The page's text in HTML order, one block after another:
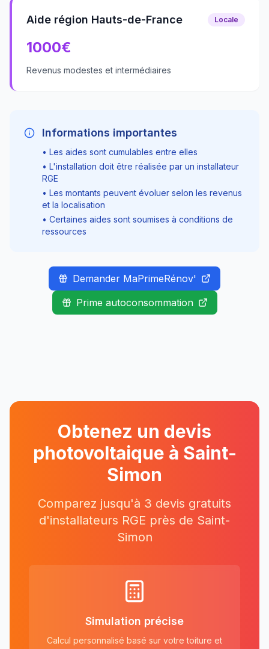
Aide région Hauts-de-France Locale
1000€
Revenus modestes et intermédiaires
Informations importantes
• Les aides sont cumulables entre elles
• L'installation doit être réalisée par un installateur
RGE
• Les montants peuvent évoluer selon les revenus
et la localisation
• Certaines aides sont soumises à conditions de
ressources
Demander MaPrimeRénov'
Prime autoconsommation
Obtenez un devis
photovoltaique à Saint-
Simon
Comparez jusqu'à 3 devis gratuits
d'installateurs RGE près de Saint-
Simon
Simulation précise
Calcul personnalisé basé sur votre toiture et